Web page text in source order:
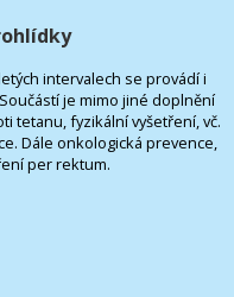
intervalech se provádí i
je mimo jiné doplnění
tetanu, fyzikální vyšetření, vč.
Dále onkologická prevence,
per rektum.